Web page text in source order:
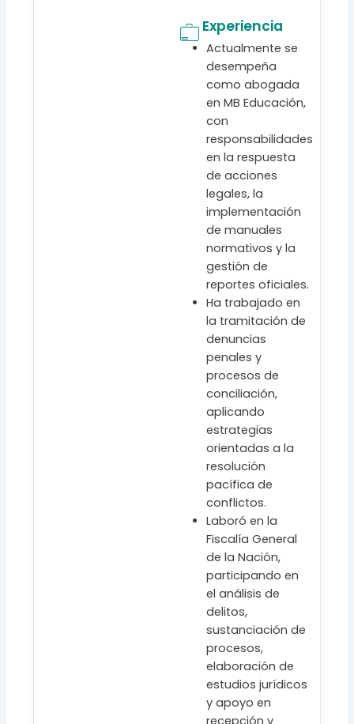
Experiencia
Actualmente se
desempeña
como abogada
en MB Educación,
con
responsabilidades
en la respuesta
de acciones
legales, la
implementación
de manuales
normativos y la
gestión de
reportes oficiales.
Ha trabajado en
la tramitación de
denuncias
penales y
procesos de
conciliación,
aplicando
estrategias
orientadas a la
resolución
pacífica de
conflictos.
Laboró en la
Fiscalía General
de la Nación,
participando en
el análisis de
delitos,
sustanciación de
procesos,
elaboración de
estudios jurídicos
y apoyo en
recepción y